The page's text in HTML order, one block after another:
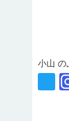
小山 の